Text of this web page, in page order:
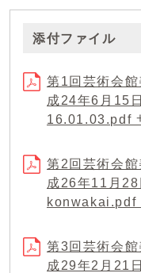
添付ファイル
第1回芸術会
成24年6月15
16.01.03.pdf
第2回芸術会
成26年11月28
konwakai.pdf
第3回芸術会
成29年2月21